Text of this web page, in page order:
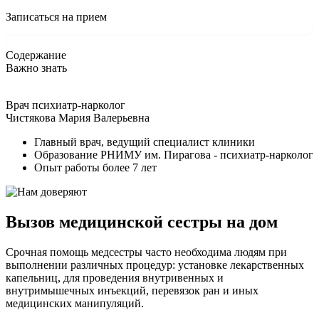
Записаться на прием
Содержание
Важно знать
Врач психиатр-нарколог
Чистякова Мария Валерьевна
Главный врач, ведущий специалист клиники
Образование РНИМУ им. Пирагова - психиатр-нарколог
Опыт работы более 7 лет
Вызов медицинской сестры на дом
Срочная помощь медсестры часто необходима людям при
выполнении различных процедур: установке лекарственных
капельниц, для проведения внутривенных и
внутримышечных инъекций, перевязок ран и иных
медицинских манипуляций.